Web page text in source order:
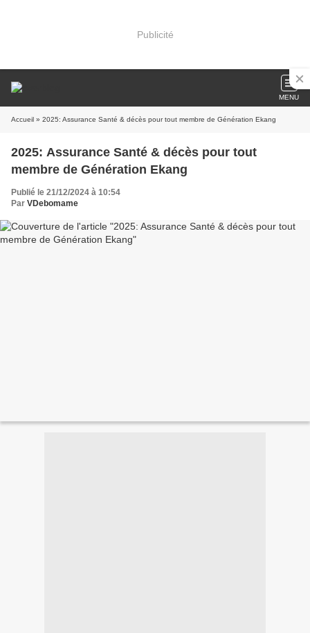
Publicité
MENU
Accueil » 2025: Assurance Santé & décès pour tout membre de Génération Ekang
2025: Assurance Santé & décès pour tout
membre de Génération Ekang
Publié le 21/12/2024 à 10:54
Par VDebomame